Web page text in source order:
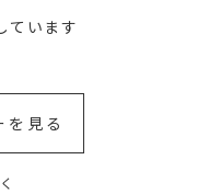
ています
を見る